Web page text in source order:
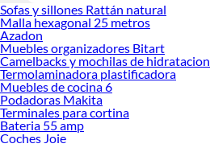
Sofas y sillones Rattán natural
Malla hexagonal 25 metros
Azadon
Muebles organizadores Bitart
Camelbacks y mochilas de hidratacion
Termolaminadora plastificadora
Muebles de cocina 6
Podadoras Makita
Terminales para cortina
Bateria 55 amp
Coches Joie